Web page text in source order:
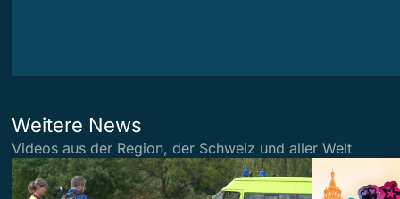
Weitere News
Videos aus der Region, der Schweiz und aller Welt